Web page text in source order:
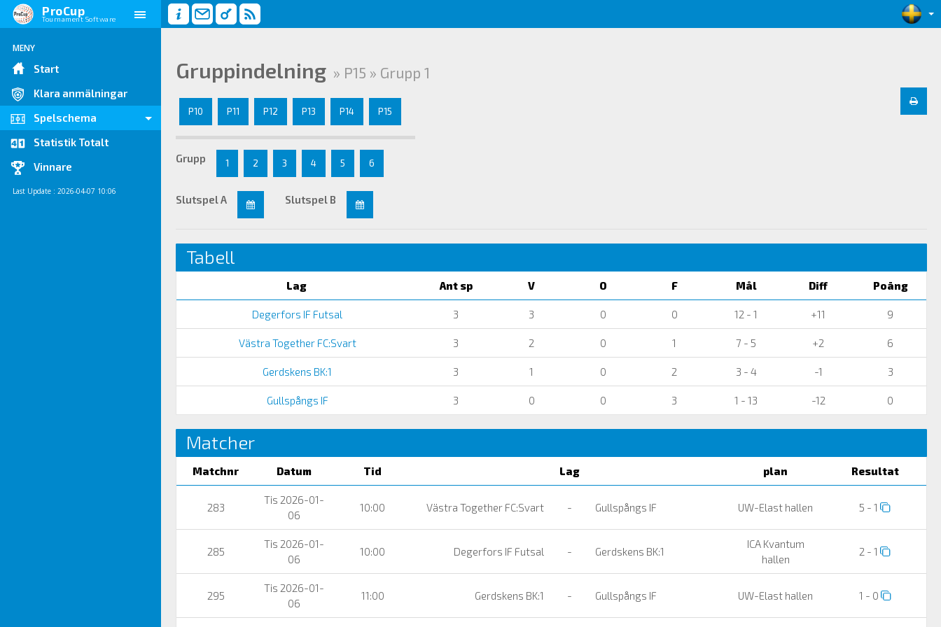
ProCup
Tournament Software
MENY
Start
Klara anmälningar
Spelschema
Statistik Totalt
Vinnare
Last Update : 2026-04-07 10:06
Gruppindelning » P15 » Grupp 1
P10 P11 P12 P13 P14 P15
Grupp 1 2 3 4 5 6
Slutspel A Slutspel B
Tabell
Lag Ant sp V O F Mål Diff Poäng
Degerfors IF Futsal 3 3 0 0 12 - 1 +11 9
Västra Together FC:Svart 3 2 0 1 7 - 5 +2 6
Gerdskens BK:1 3 1 0 2 3 - 4 -1 3
Gullspångs IF 3 0 0 3 1 - 13 -12 0
Matcher
Matchnr Datum Tid Lag plan Resultat
283
Tis 2026-01-
06
10:00 Västra Together FC:Svart - Gullspångs IF UW-Elast hallen 5 - 1
285
Tis 2026-01-
06
10:00 Degerfors IF Futsal - Gerdskens BK:1
ICA Kvantum
hallen
2 - 1
295
Tis 2026-01-
06
11:00 Gerdskens BK:1 - Gullspångs IF UW-Elast hallen 1 - 0